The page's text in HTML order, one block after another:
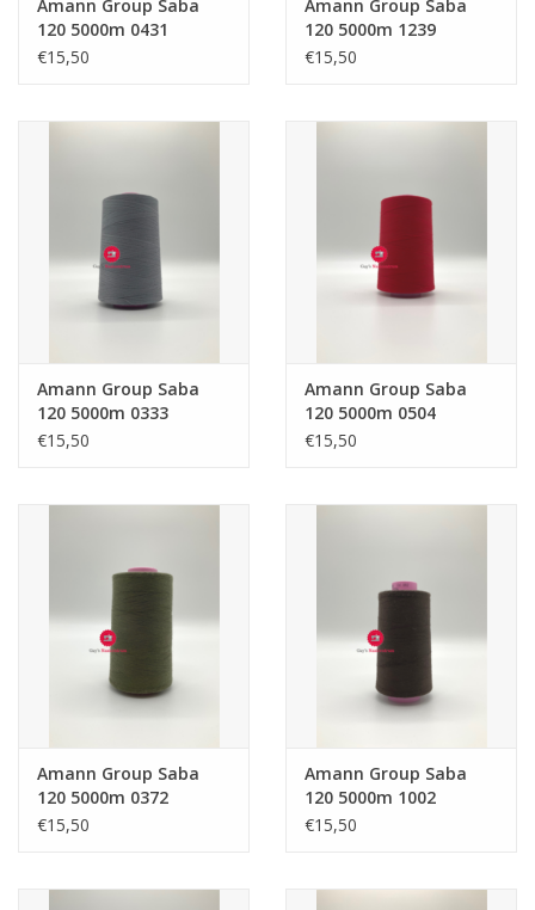
Amann Group Saba
120 5000m 0431
€15,50
Amann Group Saba
120 5000m 1239
€15,50
Amann Group Saba
120 5000m 0333
€15,50
Amann Group Saba
120 5000m 0504
€15,50
Amann Group Saba
120 5000m 0372
€15,50
Amann Group Saba
120 5000m 1002
€15,50